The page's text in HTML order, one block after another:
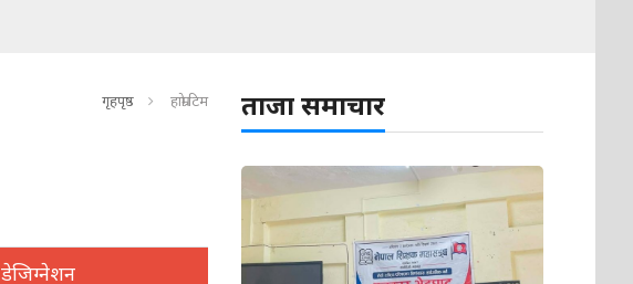
गृहपृष्ठ हाम्रो टिम
डेजिग्नेशन
ताजा समाचार